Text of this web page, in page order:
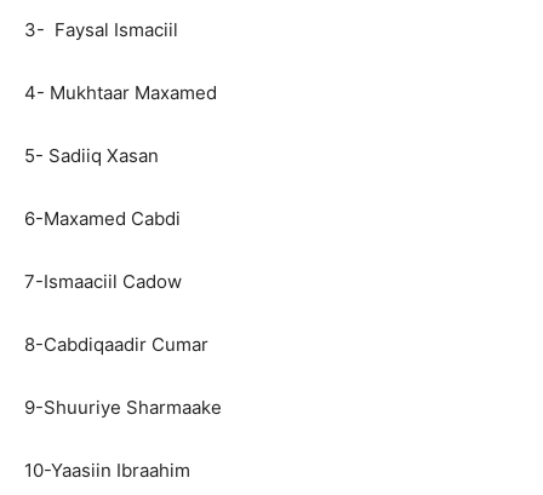
3- Faysal Ismaciil
4- Mukhtaar Maxamed
5- Sadiiq Xasan
6-Maxamed Cabdi
7-Ismaaciil Cadow
8-Cabdiqaadir Cumar
9-Shuuriye Sharmaake
10-Yaasiin Ibraahim